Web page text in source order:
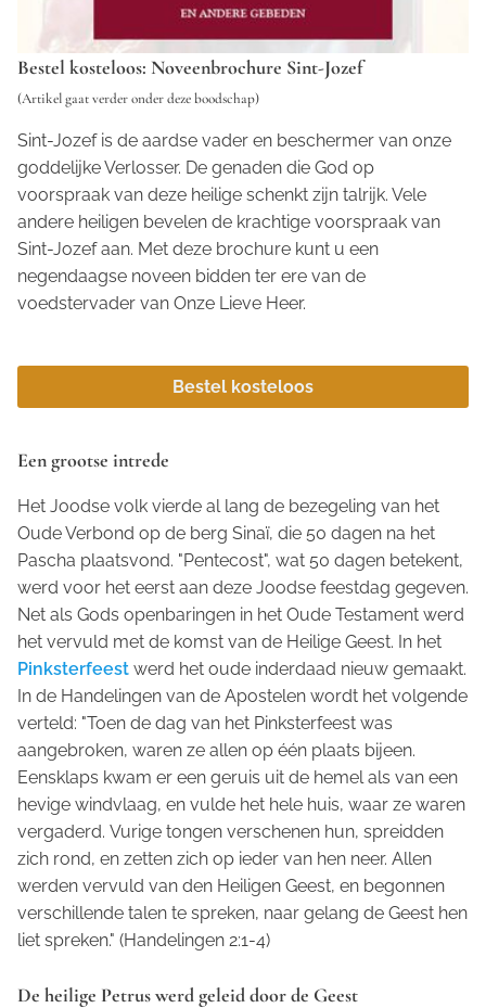
Bestel kosteloos: Noveenbrochure Sint-Jozef
(Artikel gaat verder onder deze boodschap)
Sint-Jozef is de aardse vader en beschermer van onze
goddelijke Verlosser. De genaden die God op
voorspraak van deze heilige schenkt zijn talrijk. Vele
andere heiligen bevelen de krachtige voorspraak van
Sint-Jozef aan. Met deze brochure kunt u een
negendaagse noveen bidden ter ere van de
voedstervader van Onze Lieve Heer.
Bestel kosteloos
Een grootse intrede
Het Joodse volk vierde al lang de bezegeling van het
Oude Verbond op de berg Sinaï, die 50 dagen na het
Pascha plaatsvond. "Pentecost", wat 50 dagen betekent,
werd voor het eerst aan deze Joodse feestdag gegeven.
Net als Gods openbaringen in het Oude Testament werd
het vervuld met de komst van de Heilige Geest. In het
Pinksterfeest werd het oude inderdaad nieuw gemaakt.
In de Handelingen van de Apostelen wordt het volgende
verteld: "Toen de dag van het Pinksterfeest was
aangebroken, waren ze allen op één plaats bijeen.
Eensklaps kwam er een geruis uit de hemel als van een
hevige windvlaag, en vulde het hele huis, waar ze waren
vergaderd. Vurige tongen verschenen hun, spreidden
zich rond, en zetten zich op ieder van hen neer. Allen
werden vervuld van den Heiligen Geest, en begonnen
verschillende talen te spreken, naar gelang de Geest hen
liet spreken." (Handelingen 2:1-4)
De heilige Petrus werd geleid door de Geest